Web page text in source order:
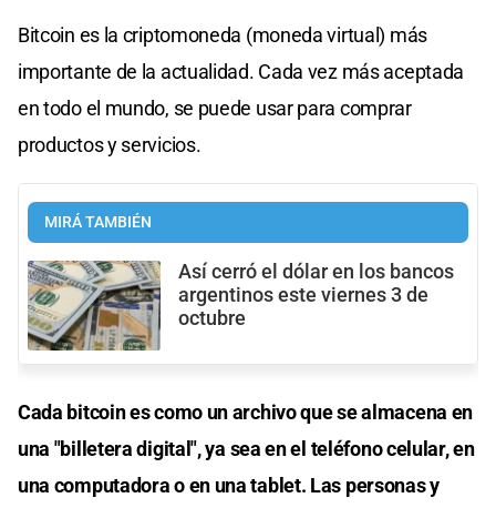
Bitcoin es la criptomoneda (moneda virtual) más
importante de la actualidad. Cada vez más aceptada
en todo el mundo, se puede usar para comprar
productos y servicios.
MIRÁ TAMBIÉN
Así cerró el dólar en los bancos
argentinos este viernes 3 de
octubre
Cada bitcoin es como un archivo que se almacena en
una "billetera digital", ya sea en el teléfono celular, en
una computadora o en una tablet. Las personas y